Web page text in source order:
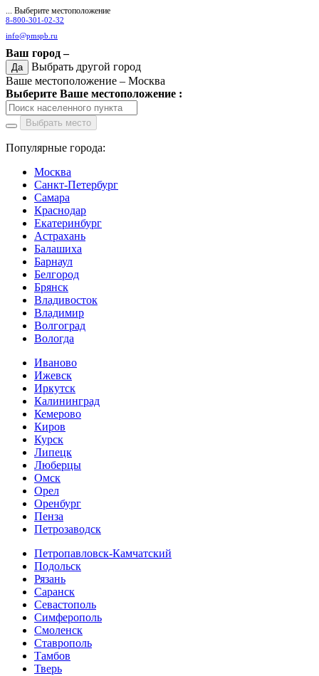
... Выберите местоположение
8-800-301-02-32
info@pmspb.ru
Ваш город –
Да
Выбрать другой город
Ваше местоположение – Москва
Выберите Ваше местоположение :
Выбрать место
Популярные города:
Москва
Санкт-Петербург
Самара
Краснодар
Екатеринбург
Астрахань
Балашиха
Барнаул
Белгород
Брянск
Владивосток
Владимир
Волгоград
Вологда
Иваново
Ижевск
Иркутск
Калининград
Кемерово
Киров
Курск
Липецк
Люберцы
Омск
Орел
Оренбург
Пенза
Петрозаводск
Петропавловск-Камчатский
Подольск
Рязань
Саранск
Севастополь
Симферополь
Смоленск
Ставрополь
Тамбов
Тверь